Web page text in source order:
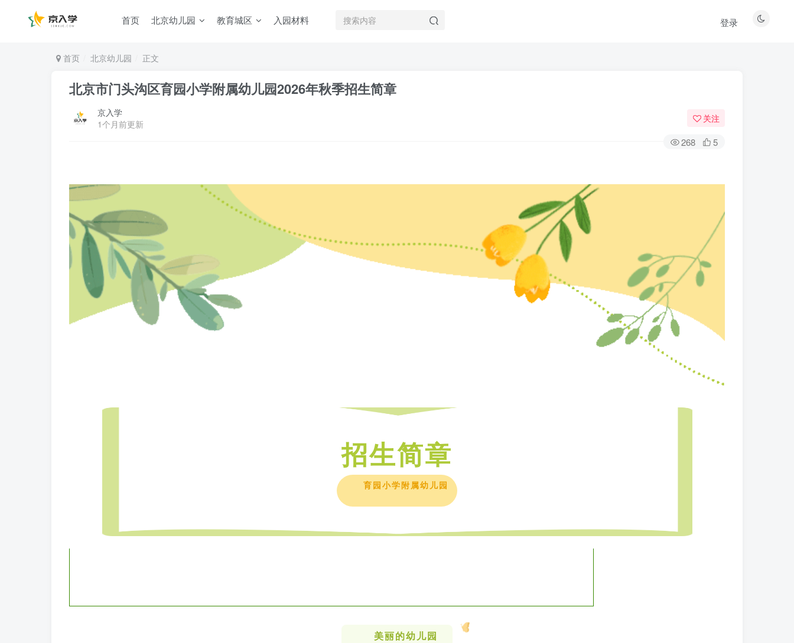
首页 北京幼儿园 教育城区 入园材料 登录
首页 北京幼儿园 正文
北京市门头沟区育园小学附属幼儿园2026年秋季招生简章
京入学
1个月前更新
关注
268 5
招生简章
育园小学附属幼儿园
美丽的幼儿园